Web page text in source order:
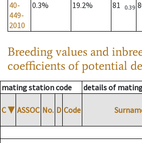
40-
449-
2010
0.3% 19.2% 81 0.39
Breeding values and
coefficients of potential
mating station code details of
C ▼ ASSOC No. D Code